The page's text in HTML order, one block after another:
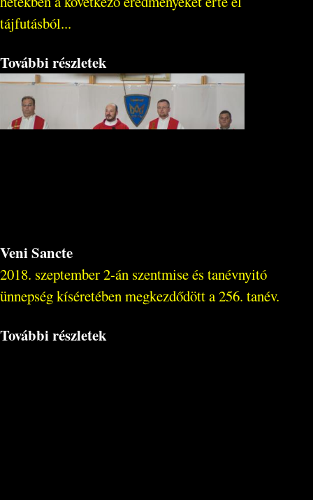
tájfutásból...
További részletek
Veni Sancte
2018. szeptember 2-án szentmise és tanévnyitó
ünnepség kíséretében megkezdődött a 256. tanév.
További részletek